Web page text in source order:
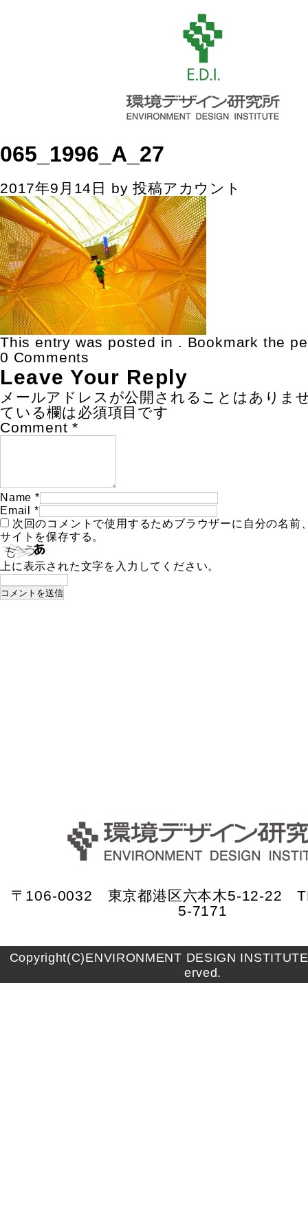
065_1996_A_27
2017年9月14日 by投稿アカウント
This entry was posted in . Bookmark the
0 Comments
Leave Your Reply
メールアドレスが公開されることはありま
ている欄は必須項目です
Comment *
Name *
Email
*
次回のコメントで使用するためブラウザーに自分の名前
サイトを保存する。
上に表示された文字を入力してください。
〒106-0032 東京都港区六本木5-12-22
5-7171
Copyright(C)ENVIRONMENT DESIGN
erved.